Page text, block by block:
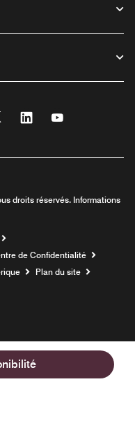
fenêtre
nouvelle fenêtre
Twitter
une nouvelle fenêtre
Linkedin
Ouvre une nouvelle
Ouvre une
droits réservés. Informations
fenêtre
de Confidentialité
Plan du site